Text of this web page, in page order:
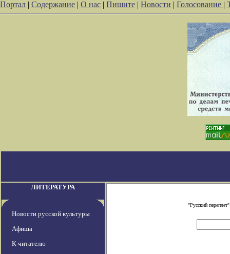
Портал | Содержание | О нас | Пишите | Новости | Голосование |
ЛИТЕРАТУРА
Новости русской культуры
Афиша
К читателю
"Русский